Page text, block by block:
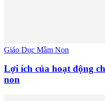
Giáo Dục Mầm Non
Lợi ích của hoạt động
non